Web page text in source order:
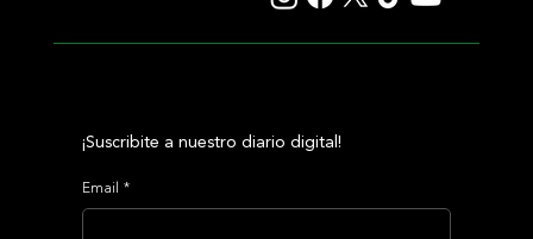
¡Suscribite a nuestro diario digital!
Email *